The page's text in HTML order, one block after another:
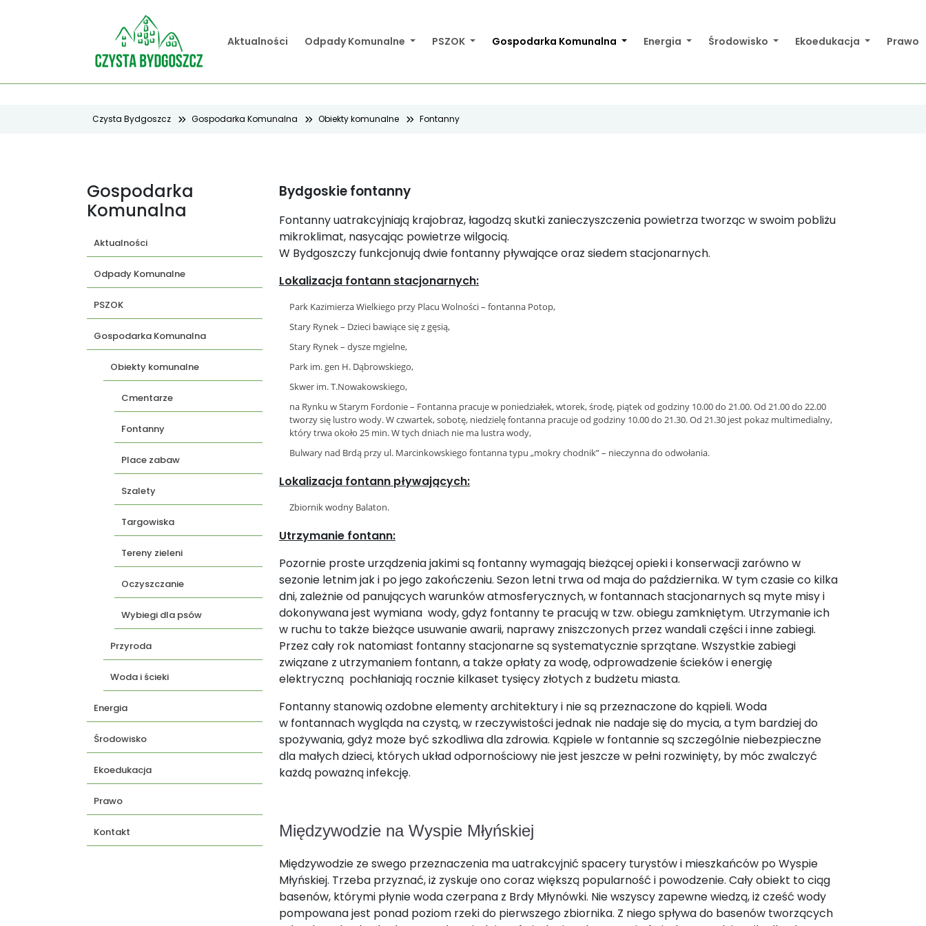
Aktualności Odpady Komunalne PSZOK Gospodarka Komunalna Energia Środowisko Ekoedukacja Prawo
Czysta Bydgoszcz Gospodarka Komunalna Obiekty komunalne Fontanny
Gospodarka
Komunalna
Aktualności
Odpady Komunalne
PSZOK
Gospodarka Komunalna
Obiekty komunalne
Cmentarze
Fontanny
Place zabaw
Szalety
Targowiska
Tereny zieleni
Oczyszczanie
Wybiegi dla psów
Przyroda
Woda i ścieki
Energia
Środowisko
Ekoedukacja
Prawo
Kontakt
Bydgoskie fontanny
Fontanny uatrakcyjniają krajobraz, łagodzą skutki zanieczyszczenia powietrza tworząc w swoim pobliżu
mikroklimat, nasycając powietrze wilgocią.
W Bydgoszczy funkcjonują dwie fontanny pływające oraz siedem stacjonarnych.
Lokalizacja fontann stacjonarnych:
Park Kazimierza Wielkiego przy Placu Wolności – fontanna Potop,
Stary Rynek – Dzieci bawiące się z gęsią,
Stary Rynek – dysze mgielne,
Park im. gen H. Dąbrowskiego,
Skwer im. T.Nowakowskiego,
na Rynku w Starym Fordonie – Fontanna pracuje w poniedziałek, wtorek, środę, piątek od godziny 10.00 do 21.00. Od 21.00 do 22.00
tworzy się lustro wody. W czwartek, sobotę, niedzielę fontanna pracuje od godziny 10.00 do 21.30. Od 21.30 jest pokaz multimedialny,
który trwa około 25 min. W tych dniach nie ma lustra wody,
Bulwary nad Brdą przy ul. Marcinkowskiego fontanna typu „mokry chodnik” – nieczynna do odwołania.
Lokalizacja fontann pływających:
Zbiornik wodny Balaton.
Utrzymanie fontann:
Pozornie proste urządzenia jakimi są fontanny wymagają bieżącej opieki i konserwacji zarówno w
sezonie letnim jak i po jego zakończeniu. Sezon letni trwa od maja do października. W tym czasie co kilka
dni, zależnie od panujących warunków atmosferycznych, w fontannach stacjonarnych są myte misy i
dokonywana jest wymiana wody, gdyż fontanny te pracują w tzw. obiegu zamkniętym. Utrzymanie ich
w ruchu to także bieżące usuwanie awarii, naprawy zniszczonych przez wandali części i inne zabiegi.
Przez cały rok natomiast fontanny stacjonarne są systematycznie sprzątane. Wszystkie zabiegi
związane z utrzymaniem fontann, a także opłaty za wodę, odprowadzenie ścieków i energię
elektryczną pochłaniają rocznie kilkaset tysięcy złotych z budżetu miasta.
Fontanny stanowią ozdobne elementy architektury i nie są przeznaczone do kąpieli. Woda
w fontannach wygląda na czystą, w rzeczywistości jednak nie nadaje się do mycia, a tym bardziej do
spożywania, gdyż może być szkodliwa dla zdrowia. Kąpiele w fontannie są szczególnie niebezpieczne
dla małych dzieci, których układ odpornościowy nie jest jeszcze w pełni rozwinięty, by móc zwalczyć
każdą poważną infekcję.
Międzywodzie na Wyspie Młyńskiej
Międzywodzie ze swego przeznaczenia ma uatrakcyjnić spacery turystów i mieszkańców po Wyspie
Młyńskiej. Trzeba przyznać, iż zyskuje ono coraz większą popularność i powodzenie. Cały obiekt to ciąg
basenów, którymi płynie woda czerpana z Brdy Młynówki. Nie wszyscy zapewne wiedzą, iż cześć wody
pompowana jest ponad poziom rzeki do pierwszego zbiornika. Z niego spływa do basenów tworzących